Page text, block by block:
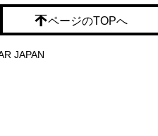
ページのTOPへ
JAPAN